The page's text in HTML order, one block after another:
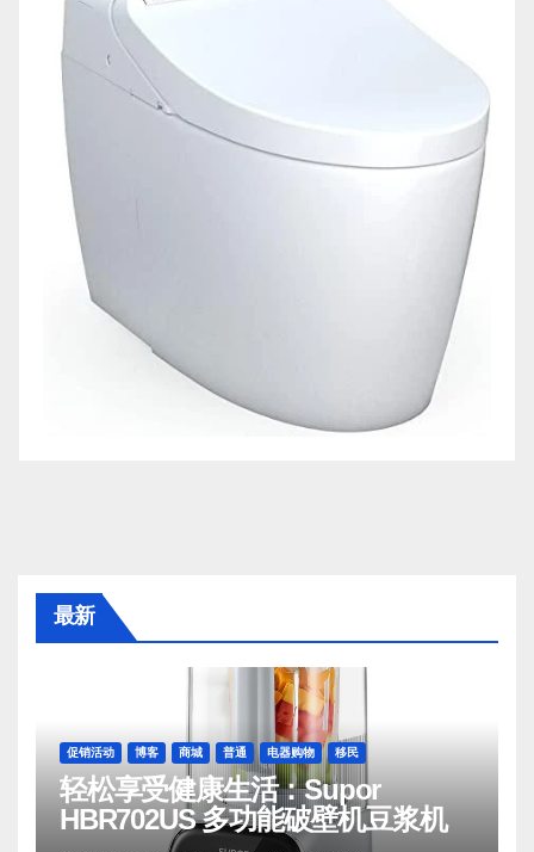
最新
促销活动 博客 商城 普通 电器购物 移民
轻松享受健康生活：Supor
HBR702US 多功能破壁机豆浆机